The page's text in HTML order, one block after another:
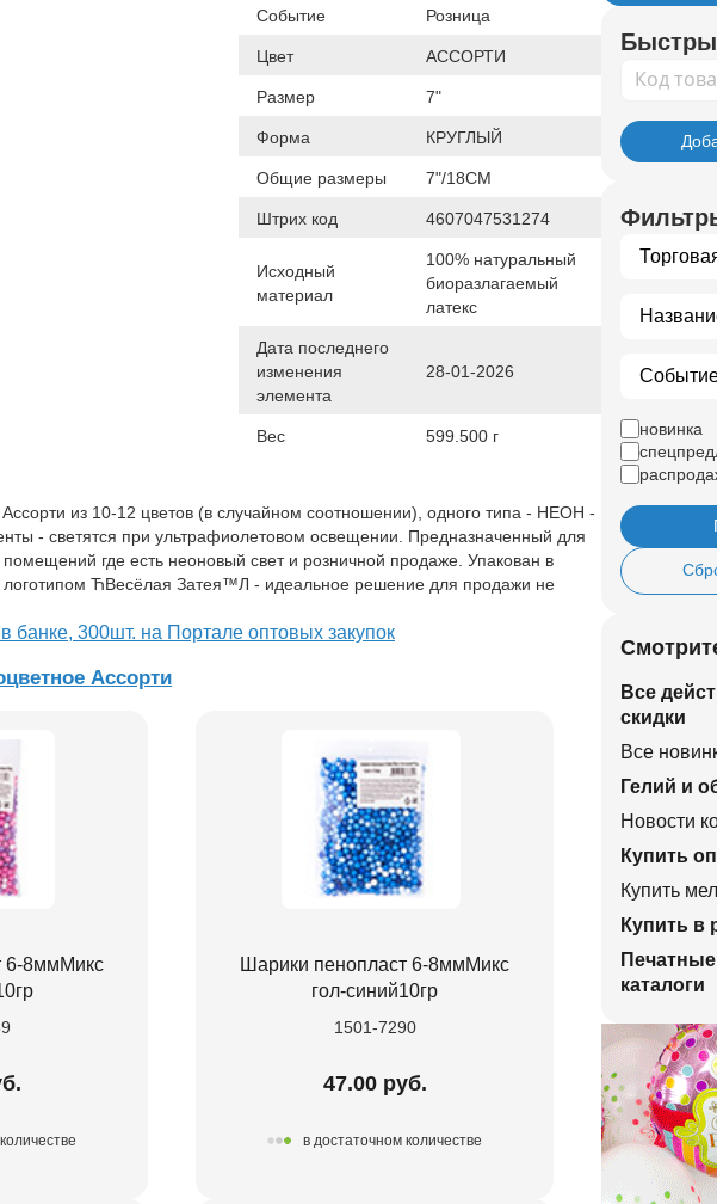
Событие Розница
Цвет АССОРТИ
Размер 7"
Форма КРУГЛЫЙ
Общие размеры 7"/18СМ
Штрих код 4607047531274
Исходный
материал
100% натуральный
биоразлагаемый
латекс
Дата последнего
изменения
элемента
28-01-2026
Вес 599.500 г
из 10-12 цветов (в случайном соотношении), одного типа - НЕОН -
- светятся при ультрафиолетовом освещении. Предназначенный для
где есть неоновый свет и розничной продаже. Упакован в
логотипом ЋВесёлая Затея™Л - идеальное решение для продажи не
банке, 300шт. на Портале оптовых закупок
Ассорти
6-8ммМикс
Шарики пенопласт 6-8ммМикс
гол-синий10гр
1501-7290
47.00 руб.
в достаточном количестве
Код
новинка
Все
скидки
Все
Гелий и
Новости
Купить
Купить
Купить в
Печатные
каталоги